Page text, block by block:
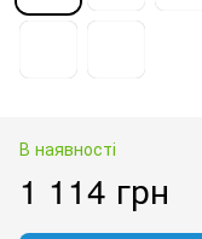
В наявності
1 114 грн